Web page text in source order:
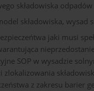
składowiska
składowiska, wysad
jaki musi
SOP w wysadzie
z zakresu barier